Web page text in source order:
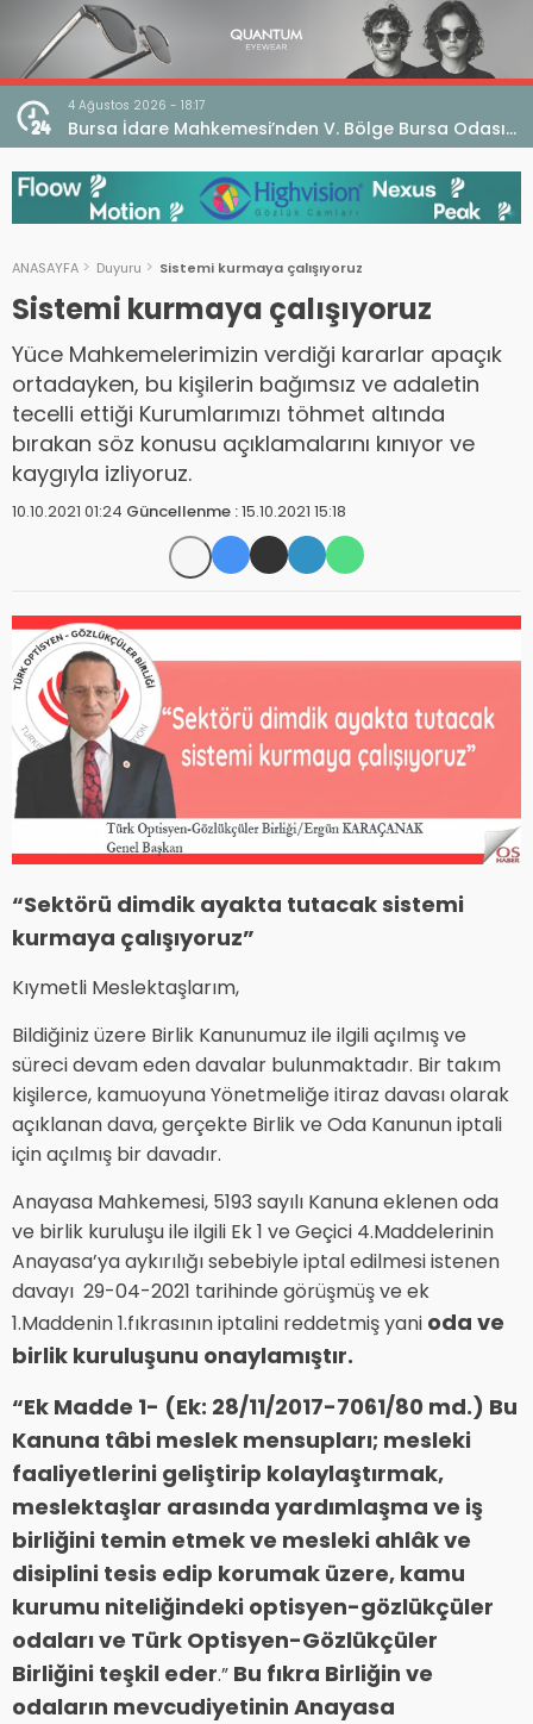
4 Ağustos 2026 - 17:23
Göz Sağlığı ve Optisyenlik Çalıştayı Bilimsel Sonuç
Raporu Yayımlandı
ANASAYFA Duyuru Sistemi kurmaya çalışıyoruz
Sistemi kurmaya çalışıyoruz
Yüce Mahkemelerimizin verdiği kararlar apaçık
ortadayken, bu kişilerin bağımsız ve adaletin
tecelli ettiği Kurumlarımızı töhmet altında
bırakan söz konusu açıklamalarını kınıyor ve
kaygıyla izliyoruz.
10.10.2021 01:24 Güncellenme :15.10.2021 15:18
“Sektörü dimdik ayakta tutacak sistemi
kurmaya çalışıyoruz”
Kıymetli Meslektaşlarım,
Bildiğiniz üzere Birlik Kanunumuz ile ilgili açılmış ve
süreci devam eden davalar bulunmaktadır. Bir takım
kişilerce, kamuoyuna Yönetmeliğe itiraz davası olarak
açıklanan dava, gerçekte Birlik ve Oda Kanunun iptali
için açılmış bir davadır.
Anayasa Mahkemesi, 5193 sayılı Kanuna eklenen oda
ve birlik kuruluşu ile ilgili Ek 1 ve Geçici 4.Maddelerinin
Anayasa’ya aykırılığı sebebiyle iptal edilmesi istenen
davayı 29-04-2021 tarihinde görüşmüş ve ek
1.Maddenin 1.fıkrasının iptalini reddetmiş yani oda ve
birlik kuruluşunu onaylamıştır.
“Ek Madde 1- (Ek: 28/11/2017-7061/80 md.) Bu
Kanuna tâbi meslek mensupları; mesleki
faaliyetlerini geliştirip kolaylaştırmak,
meslektaşlar arasında yardımlaşma ve iş
birliğini temin etmek ve mesleki ahlâk ve
disiplini tesis edip korumak üzere, kamu
kurumu niteliğindeki optisyen-gözlükçüler
odaları ve Türk Optisyen-Gözlükçüler
Birliğini teşkil eder.” Bu fıkra Birliğin ve
odaların mevcudiyetinin Anayasa